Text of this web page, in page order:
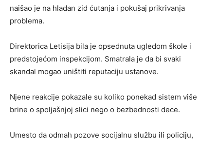
naišao je na hladan zid ćutanja i pokušaj prikrivanja
problema.
Direktorica Letisija bila je opsednuta ugledom škole i
predstojećom inspekcijom. Smatrala je da bi svaki
skandal mogao uništiti reputaciju ustanove.
Njene reakcije pokazale su koliko ponekad sistem više
brine o spoljašnjoj slici nego o bezbednosti dece.
Umesto da odmah pozove socijalnu službu ili policiju,